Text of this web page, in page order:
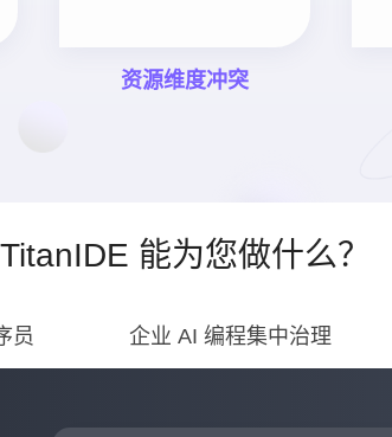
资源维度冲突
TitanIDE 能为您做什么？
员 企业 AI 编程集中治理